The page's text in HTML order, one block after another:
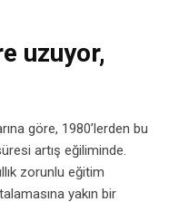
uzuyor,
göre, 1980’lerden bu
artış eğiliminde.
zorunlu eğitim
yakın bir